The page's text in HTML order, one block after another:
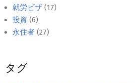
就労ビザ (17)
投資 (6)
永住者 (27)
タグ